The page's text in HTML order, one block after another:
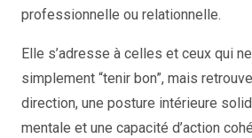
professionnelle ou relationnelle.
Elle s’adresse à celles et ceux qui
simplement “tenir bon”, mais
direction, une posture intérieure
mentale et une capacité d’action